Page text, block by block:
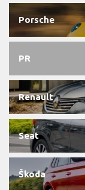
Porsche
PR
Renault
Seat
Škoda